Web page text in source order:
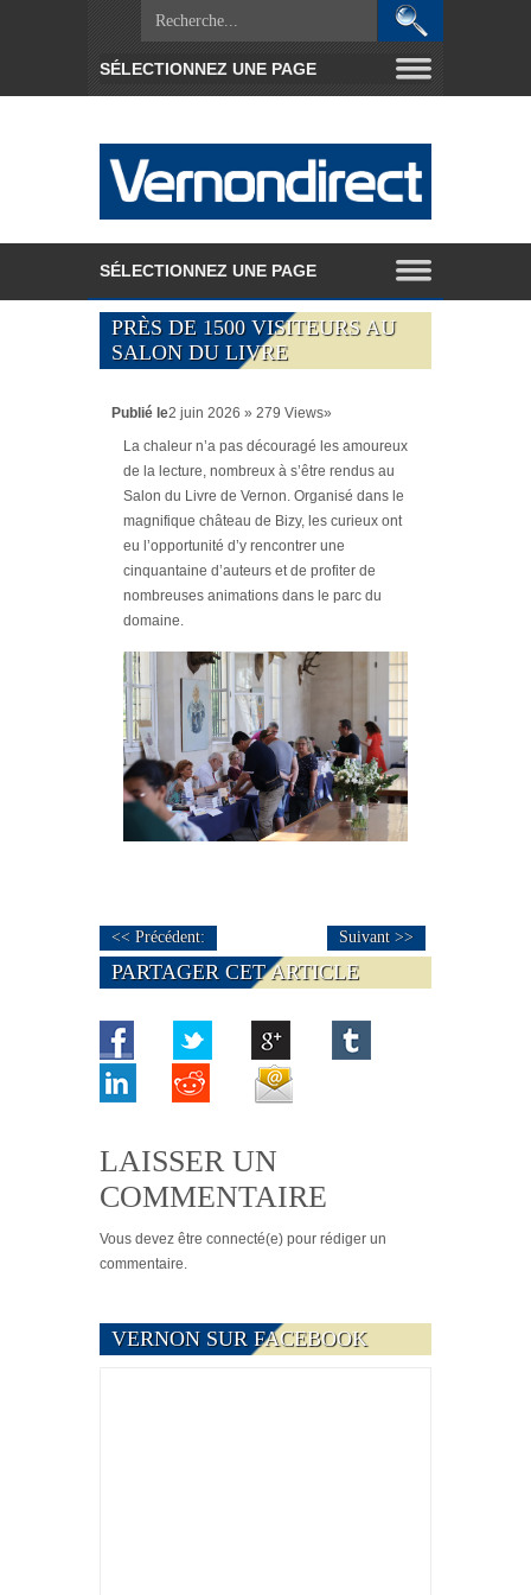
PRÈS DE 1500 VISITEURS AU
SALON DU LIVRE
Publié le2 juin 2026 » 279 Views»
La chaleur n’a pas découragé les amoureux
de la lecture, nombreux à s’être rendus au
Salon du Livre de Vernon. Organisé dans le
magnifique château de Bizy, les curieux ont
eu l’opportunité d’y rencontrer une
cinquantaine d’auteurs et de profiter de
nombreuses animations dans le parc du
domaine.
<< Précédent: Suivant >>
PARTAGER CET ARTICLE
LAISSER UN
COMMENTAIRE
Vous devez être connecté(e) pour rédiger un
commentaire.
VERNON SUR FACEBOOK